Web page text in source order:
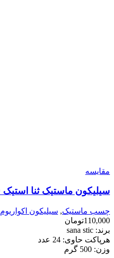
مقایسه
سیلیکون ماستیک ثنا استیک 480 گرم
چسب ماستیک, سیلیکون اکواریوم
110,000تومان
برند: sana stic
هرپاکت حاوی: 24 عدد
وزن: 500 گرم